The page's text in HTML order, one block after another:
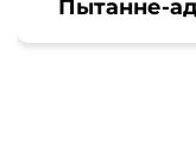
Пытанне-